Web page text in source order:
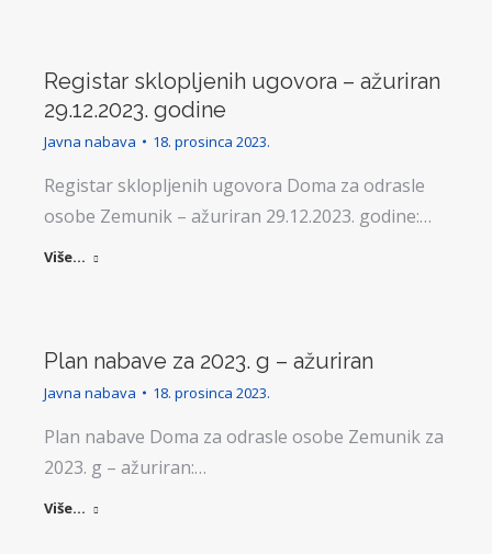
Registar sklopljenih ugovora – ažuriran
29.12.2023. godine
Javna nabava 18. prosinca 2023.
Registar sklopljenih ugovora Doma za odrasle
osobe Zemunik – ažuriran 29.12.2023. godine:…
Više...
Plan nabave za 2023. g – ažuriran
Javna nabava 18. prosinca 2023.
Plan nabave Doma za odrasle osobe Zemunik za
2023. g – ažuriran:…
Više...